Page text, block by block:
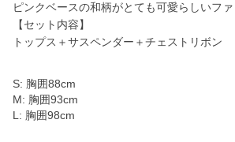
ピンクベースの和柄がとても可愛らしいファ
【セット内容】
トップス＋サスペンダー＋チェストリボン
S: 胸囲88cm
M: 胸囲93cm
L: 胸囲98cm